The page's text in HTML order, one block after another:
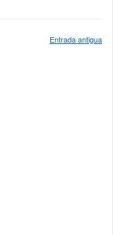
Entrada antigua